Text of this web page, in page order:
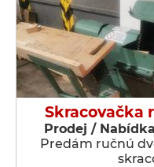
Skracovačka
Prodej /
Predám ručnú